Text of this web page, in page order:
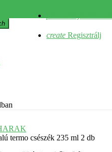
create Regisztrálj
termo csészék 235 ml 2 db